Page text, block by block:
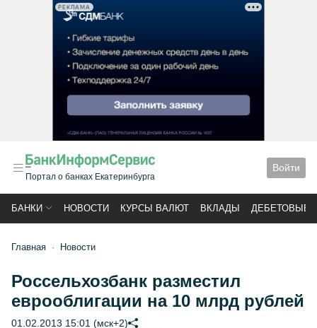
РЕКЛАМА
Портал о банках Екатеринбурга
Войти
БАНКИ НОВОСТИ КУРСЫ ВАЛЮТ ВКЛАДЫ ДЕБЕТОВЫЕ
Главная Новости
Россельхозбанк разместил
еврооблигации на 10 млрд рублей
01.02.2013 15:01 (мск+2)